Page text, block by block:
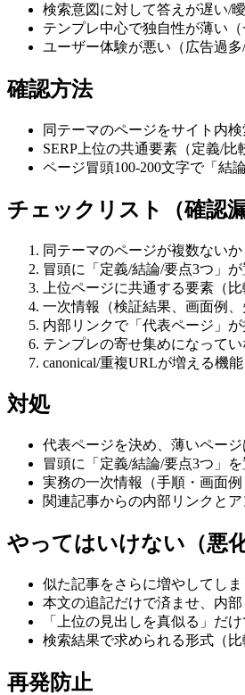
検索意図に対して答えが遅い/
テンプレ中心で独自性が薄い（
ユーザー体験が悪い（広告過多
確認方法
同テーマのページをサイト内
SERP上位の共通要素（定義/
ページ冒頭100-200文字で「結
チェックリスト（確認
同テーマのページが複数ない
冒頭に「定義/結論/要点3つ」
上位ページに共通する要素（
一次情報（検証結果、画面例
内部リンクで「代表ページ」
テンプレの寄せ集めになって
canonical/重複URLが増える機
対処
代表ページを決め、薄いペー
冒頭に「定義/結論/要点3つ」
実務の一次情報（手順・画面
関連記事からの内部リンクと
やってはいけない（悪
似た記事をさらに増やしてし
本文の追記だけで済ませ、内
「上位の見出しを真似る」だ
検索結果で求められる形式（
再発防止